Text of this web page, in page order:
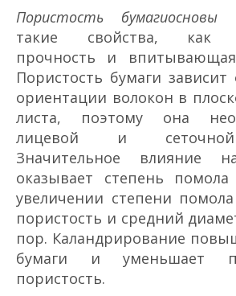
Пористость бумаги­основы
такие свойства, как
прочность и впитывающая
Пористость бумаги
ориентации волокон в
листа, поэтому она
лицевой и сеточной
Значительное влияние
оказывает степень
увеличении степени
пористость и средний
пор. Каландрирование
бумаги и уменьшает
пористость.